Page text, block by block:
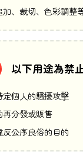
加、裁切、色彩調整
以下用途為禁
定個人的騷擾攻擊
再分發或販售
反公序良俗的目的